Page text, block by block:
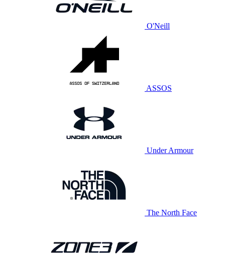
O'Neill
ASSOS
Under Armour
The North Face